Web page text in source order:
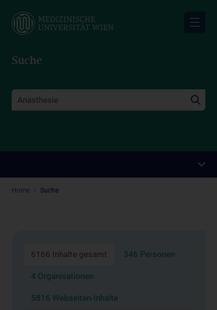
main
Suche
Home Suche
6166 Inhalte gesamt 346 Personen
4 Organisationen
5816 Webseiten-Inhalte